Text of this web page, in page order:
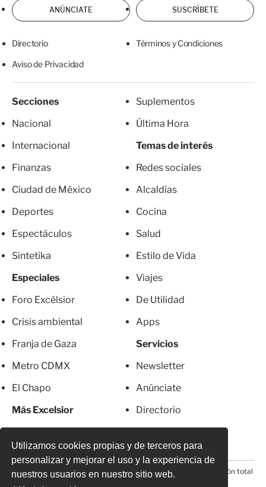
Utilizamos cookies propias y de terceros para
personalizar y mejorar el uso y la experiencia de
nuestros usuarios en nuestro sitio web.
ANÚNCIATE SUSCRÍBETE
Directorio Términos y Condiciones
Aviso de Privacidad
Secciones
Nacional
Internacional
Finanzas
Ciudad de México
Deportes
Espectáculos
Sintetika
Especiales
Foro Excélsior
Crisis ambiental
Franja de Gaza
Metro CDMX
El Chapo
Más Excelsior
Suplementos
Última Hora
Temas de interés
Redes sociales
Alcaldías
Cocina
Salud
Estilo de Vida
Viajes
De Utilidad
Apps
Servicios
Newsletter
Anúnciate
Directorio
© 2026 Todos los derechos reservados. Prohibida la reproducción total
o parcial, incluyendo cualquier medio electrónico*